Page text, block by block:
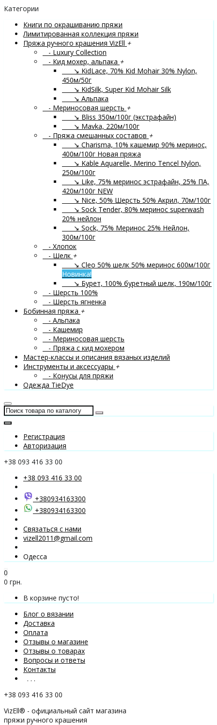
Категории
Книги по окрашиванию пряжи
Лимитированная коллекция пряжи
Пряжа ручного крашения VizEll +
- Luxury Collection
- Кид мохер, альпака +
↘ KidLace, 70% Kid Mohair 30% Nylon,
450м/50г
↘ KidSilk, Super Kid Mohair Silk
↘ Альпака
- Мериносовая шерсть +
↘ Bliss 350м/100г (экстрафайн)
↘ Mavka, 220м/100г
- Пряжа смешанных составов +
↘ Charisma, 10% кашемир 90% меринос,
400м/100г Новая пряжа
↘ Kable Aquarelle, Merino Tencel Nylon,
250м/100г
↘ Like, 75% меринос эстрафайн, 25% ПА,
420м/100г NEW
↘ Nice, 50% Шерсть 50% Акрил, 70м/100г
↘ Sock Tender, 80% меринос superwash
20% нейлон
↘ Sock, 75% Меринос 25% Нейлон,
300м/100г
- Хлопок
- Шелк +
↘ Cleo 50% шелк 50% меринос 600м/100г
Новинка!
↘ Бурет, 100% буретный шелк, 190м/100г
- Шерсть 100%
- Шерсть ягненка
Бобинная пряжа +
- Альпака
- Кашемир
- Мериносовая шерсть
- Пряжа с кид мохером
Мастер-классы и описания вязаных изделий
Инструменты и аксессуары +
- Конусы для пряжи
Одежда TieDye
Регистрация
Авторизация
+38 093 416 33 00
+38 093 416 33 00
+380934163300
+380934163300
Связаться с нами
vizell2011@gmail.com
Одесса
0
0 грн.
В корзине пусто!
Блог о вязании
Доставка
Оплата
Отзывы о магазине
Отзывы о товарах
Вопросы и ответы
Контакты
. . .
+38 093 416 33 00
VizEll® - официальный сайт магазина
пряжи ручного крашения